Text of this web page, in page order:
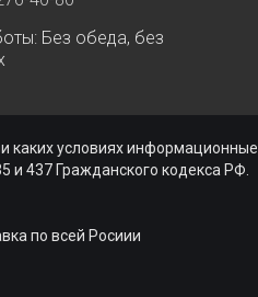
Без обеда, без
условиях
и 437 Гражданского кодекса РФ.
по всей Росиии